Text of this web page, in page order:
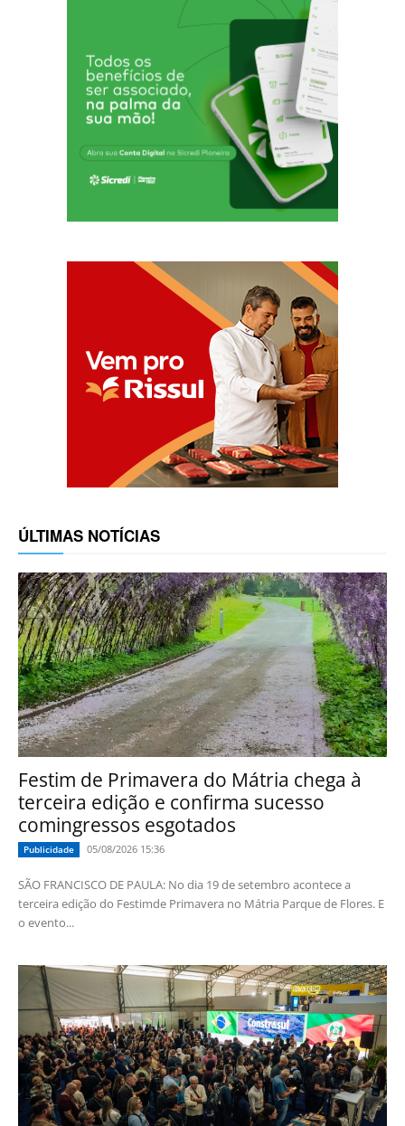
ÚLTIMAS NOTÍCIAS
Festim de Primavera do Mátria chega à
terceira edição e confirma sucesso
comingressos esgotados
Publicidade 05/08/2026 15:36
SÃO FRANCISCO DE PAULA: No dia 19 de setembro acontece a
terceira edição do Festimde Primavera no Mátria Parque de Flores. E
o evento...